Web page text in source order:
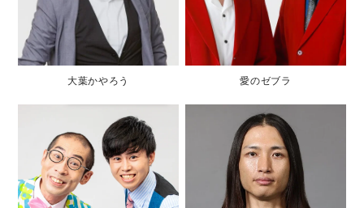
大葉かやろう 愛のゼブラ